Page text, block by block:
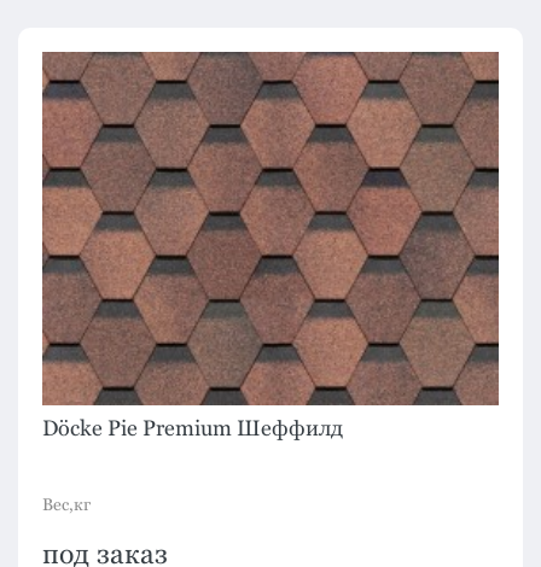
Döcke Pie Premium Шеффилд
Вес,кг
под заказ